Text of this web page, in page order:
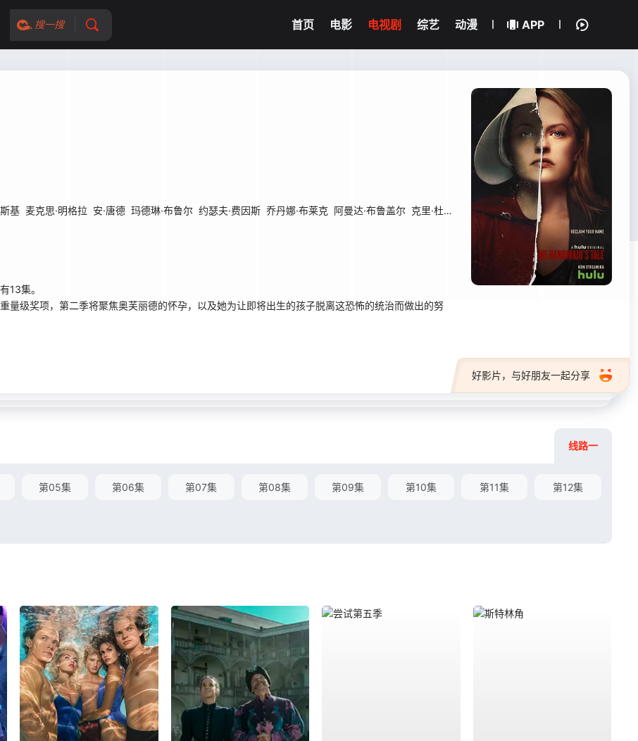
搜一搜 首页 电影 电视剧 综艺 动漫 APP
基 麦克思·明格拉 安·唐德 玛德琳·布鲁尔 约瑟夫·费因斯 乔丹娜·布莱克 阿曼达·布鲁盖尔 克里·杜瓦尔 O·T·法格本 切莉·琼斯
西德妮·斯威尼
13集。
级奖项，第二季将聚焦奥芙丽德的怀孕，以及她为让即将出生的孩子脱离这恐怖的统治而做出的努
好影片，与好朋友一起分享
线路一
第05集 第06集 第07集 第08集 第09集 第10集 第11集 第12集